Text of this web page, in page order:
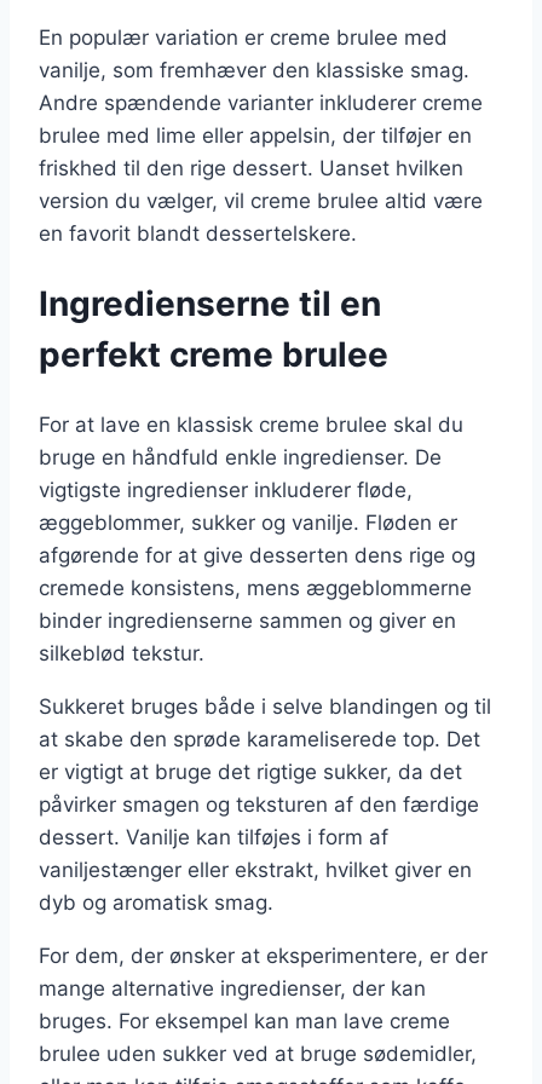
En populær variation er creme brulee med
vanilje, som fremhæver den klassiske smag.
Andre spændende varianter inkluderer creme
brulee med lime eller appelsin, der tilføjer en
friskhed til den rige dessert. Uanset hvilken
version du vælger, vil creme brulee altid være
en favorit blandt dessertelskere.
Ingredienserne til en
perfekt creme brulee
For at lave en klassisk creme brulee skal du
bruge en håndfuld enkle ingredienser. De
vigtigste ingredienser inkluderer fløde,
æggeblommer, sukker og vanilje. Fløden er
afgørende for at give desserten dens rige og
cremede konsistens, mens æggeblommerne
binder ingredienserne sammen og giver en
silkeblød tekstur.
Sukkeret bruges både i selve blandingen og til
at skabe den sprøde karameliserede top. Det
er vigtigt at bruge det rigtige sukker, da det
påvirker smagen og teksturen af den færdige
dessert. Vanilje kan tilføjes i form af
vaniljestænger eller ekstrakt, hvilket giver en
dyb og aromatisk smag.
For dem, der ønsker at eksperimentere, er der
mange alternative ingredienser, der kan
bruges. For eksempel kan man lave creme
brulee uden sukker ved at bruge sødemidler,